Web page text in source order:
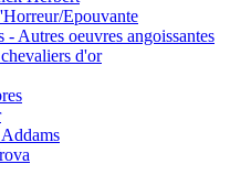
Epouvante
- Autres oeuvres angoissantes
d'or